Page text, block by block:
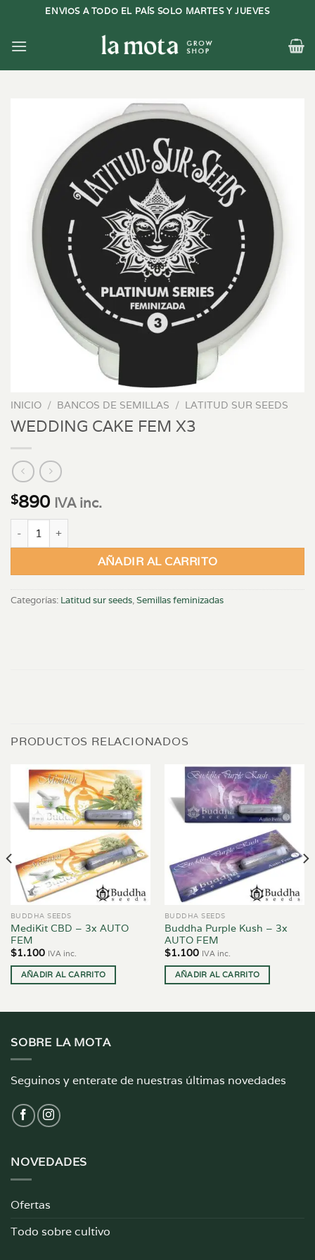
contenido
ENVIOS A TODO EL PAÍS SOLO MARTES Y JUEVES
INICIO / BANCOS DE SEMILLAS / LATITUD SUR SEEDS
WEDDING CAKE FEM X3
$890 IVA inc.
WEDDING CAKE FEM X3 cantidad
AÑADIR AL CARRITO
Categorías: Latitud sur seeds,Semillas feminizadas
PRODUCTOS RELACIONADOS
BUDDHA SEEDS
MediKit CBD – 3x AUTO
FEM
$1.100 IVA inc.
AÑADIR AL CARRITO
BUDDHA SEEDS
Buddha Purple Kush – 3x
AUTO FEM
$1.100 IVA inc.
AÑADIR AL CARRITO
SOBRE LA MOTA
Seguinos y enterate de nuestras últimas novedades
NOVEDADES
Ofertas
Todo sobre cultivo